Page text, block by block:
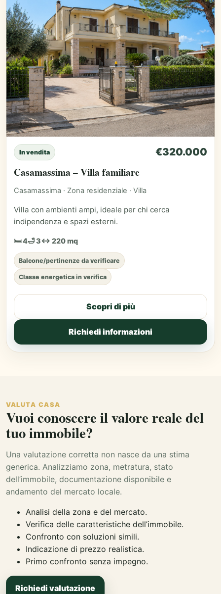
In vendita €320.000
Casamassima – Villa familiare
Casamassima · Zona residenziale · Villa
Villa con ambienti ampi, ideale per chi cerca
indipendenza e spazi esterni.
🛏 4🛁 3↔ 220 mq
Balcone/pertinenze da verificare
Classe energetica in verifica
Scopri di più
Richiedi informazioni
VALUTA CASA
Vuoi conoscere il valore reale del
tuo immobile?
Una valutazione corretta non nasce da una stima
generica. Analizziamo zona, metratura, stato
dell’immobile, documentazione disponibile e
andamento del mercato locale.
Analisi della zona e del mercato.
Verifica delle caratteristiche dell’immobile.
Confronto con soluzioni simili.
Indicazione di prezzo realistica.
Primo confronto senza impegno.
Richiedi valutazione